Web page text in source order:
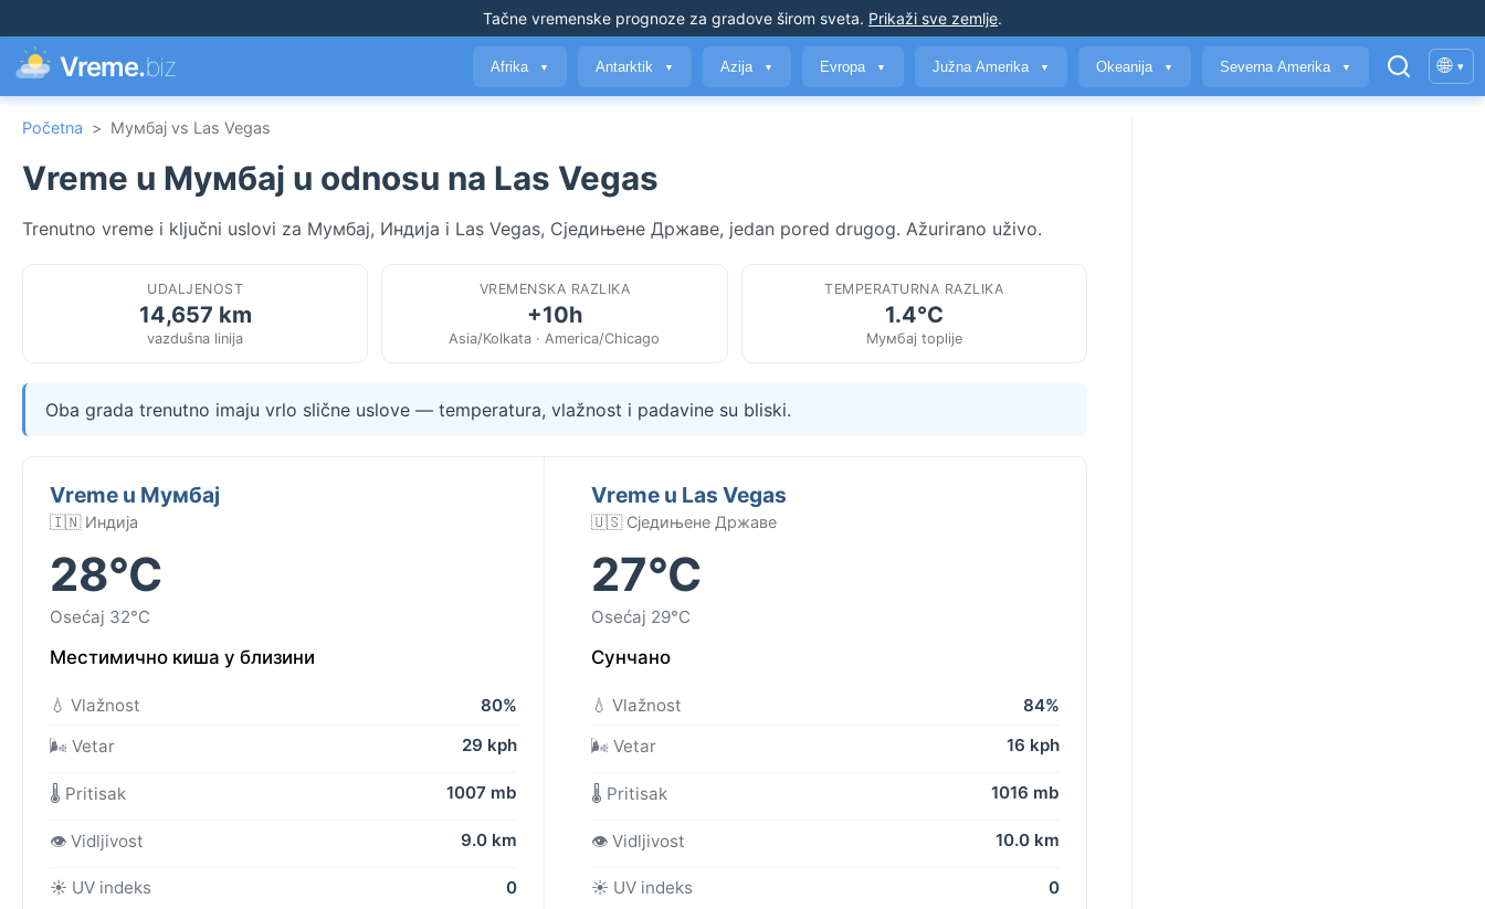
Tačne vremenske prognoze za gradove širom sveta. Prikaži sve zemlje.
Vreme.biz Afrika ▼ Antarktik ▼ Azija ▼ Evropa ▼ Južna Amerika ▼ Okeanija ▼ Severna Amerika ▼ 🌐 ▾
Početna > Мумбај vs Las Vegas
Vreme u Мумбај u odnosu na Las Vegas
Trenutno vreme i ključni uslovi za Мумбај, Индија i Las Vegas, Сједињене Државе, jedan pored drugog. Ažurirano uživo.
UDALJENOST
14,657 km
vazdušna linija
VREMENSKA RAZLIKA
+10h
Asia/Kolkata · America/Chicago
TEMPERATURNA RAZLIKA
1.4°C
Мумбај toplije
Oba grada trenutno imaju vrlo slične uslove — temperatura, vlažnost i padavine su bliski.
Vreme u Мумбај
🇮🇳 Индија
28°C
Osećaj 32°C
Местимично киша у близини
💧 Vlažnost
80%
🌬️ Vetar
29 kph
🌡️ Pritisak 1007 mb
👁️ Vidljivost 9.0 km
☀️ UV indeks 0
Vreme u Las Vegas
🇺🇸 Сједињене Државе
27°C
Osećaj 29°C
Сунчано
💧 Vlažnost
84%
🌬️ Vetar
16 kph
🌡️ Pritisak 1016 mb
👁️ Vidljivost 10.0 km
☀️ UV indeks 0